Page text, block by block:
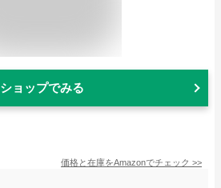
ショップでみる
価格と在庫をAmazonでチェック >>